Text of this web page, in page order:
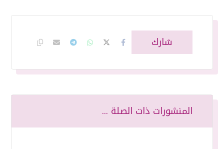
المنشورات ذات الصلة ...